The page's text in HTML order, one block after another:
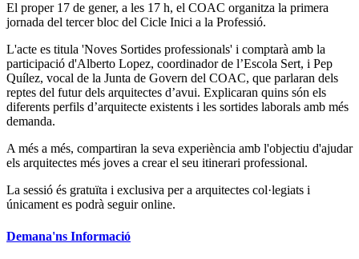
El proper 17 de gener, a les 17 h, el COAC organitza la primera
jornada del tercer bloc del Cicle Inici a la Professió.
L'acte es titula 'Noves Sortides professionals' i comptarà amb la
participació d'Alberto Lopez, coordinador de l’Escola Sert, i Pep
Quílez, vocal de la Junta de Govern del COAC, que parlaran dels
reptes del futur dels arquitectes d’avui. Explicaran quins són els
diferents perfils d’arquitecte existents i les sortides laborals amb més
demanda.
A més a més, compartiran la seva experiència amb l'objectiu d'ajudar
els arquitectes més joves a crear el seu itinerari professional.
La sessió és gratuïta i exclusiva per a arquitectes col·legiats i
únicament es podrà seguir online.
Demana'ns Informació